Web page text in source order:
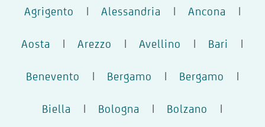
Agrigento | Alessandria | Ancona |
Aosta | Arezzo | Avellino | Bari |
Benevento | Bergamo | Bergamo |
Biella | Bologna | Bolzano |